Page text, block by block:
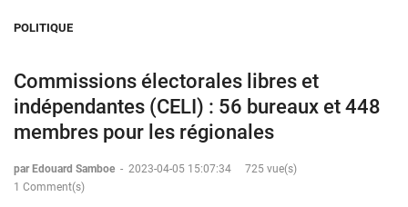
POLITIQUE
Commissions électorales libres et
indépendantes (CELI) : 56 bureaux et 448
membres pour les régionales
par Edouard Samboe - 2023-04-05 15:07:34
725 vue(s)
1 Comment(s)